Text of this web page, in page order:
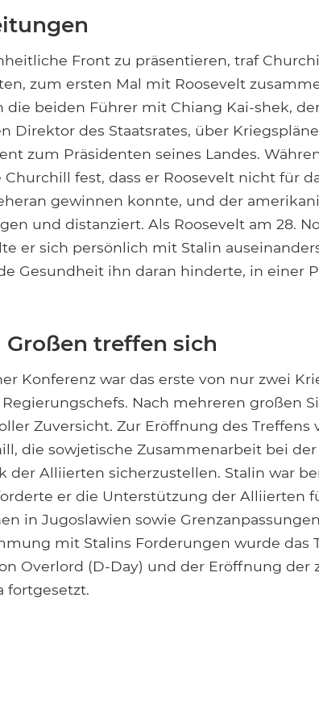
Front zu präsentieren, traf
zum ersten Mal mit Roosevelt
die beiden Führer mit Chiang Kai-shek,
Direktor des Staatsrates, über
zum Präsidenten seines Landes.
Churchill fest, dass er Roosevelt nicht für
gewinnen konnte, und der
und distanziert. Als Roosevelt am 28.
er sich persönlich mit Stalin
Gesundheit ihn daran hinderte, in einer
Großen treffen sich
Konferenz war das erste von nur zwei
Nach mehreren großen
Zuversicht. Zur Eröffnung des Treffens
die sowjetische Zusammenarbeit bei
der Alliierten sicherzustellen. Stalin war
er die Unterstützung der Alliierten
in Jugoslawien sowie
mit Stalins Forderungen wurde das
Overlord (D-Day) und der Eröffnung der
fortgesetzt.